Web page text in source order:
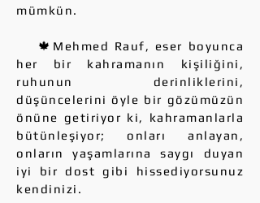
mümkün.
🍁Mehmed Rauf, eser boyunca
her bir kahramanın kişiliğini,
ruhunun derinliklerini,
düşüncelerini öyle bir gözümüzün
önüne getiriyor ki, kahramanlarla
bütünleşiyor; onları anlayan,
onların yaşamlarına saygı duyan
iyi bir dost gibi hissediyorsunuz
kendinizi.